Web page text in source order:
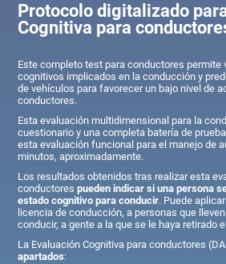
Protocolo digitalizado
Cognitiva para
Este completo test para conductores permite
cognitivos implicados en la conducción y
de vehículos para favorecer un bajo nivel de
conductores.
Esta evaluación multidimensional para la
cuestionario y una completa batería de
esta evaluación funcional para el manejo de
minutos, aproximadamente.
Los resultados obtenidos tras realizar esta
conductorespueden indicar si una persona
estado cognitivo para conducir. Puede
licencia de conducción, a personas que
conducir, a gente a la que se le haya retirado
La Evaluación Cognitiva para conductores
apartados: